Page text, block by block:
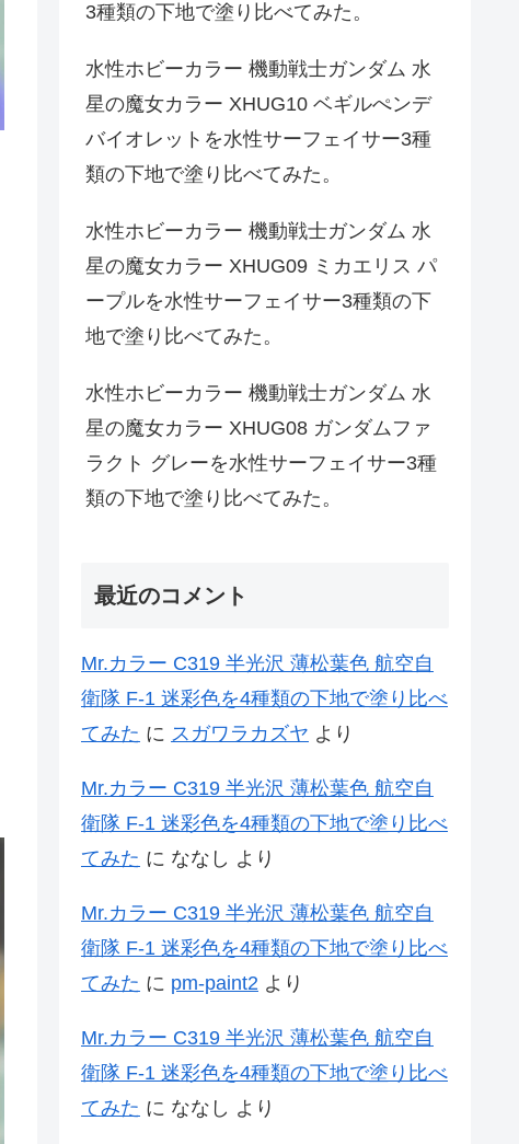
3種類の下地で塗り比べてみた。
水性ホビーカラー 機動戦士ガンダム 水
星の魔女カラー XHUG10 ベギルぺンデ
バイオレットを水性サーフェイサー3種
類の下地で塗り比べてみた。
水性ホビーカラー 機動戦士ガンダム 水
星の魔女カラー XHUG09 ミカエリス パ
ープルを水性サーフェイサー3種類の下
地で塗り比べてみた。
水性ホビーカラー 機動戦士ガンダム 水
星の魔女カラー XHUG08 ガンダムファ
ラクト グレーを水性サーフェイサー3種
類の下地で塗り比べてみた。
最近のコメント
Mr.カラー C319 半光沢 薄松葉色 航空自
衛隊 F-1 迷彩色を4種類の下地で塗り比べ
てみた に スガワラカズヤ より
Mr.カラー C319 半光沢 薄松葉色 航空自
衛隊 F-1 迷彩色を4種類の下地で塗り比べ
てみた に ななし より
Mr.カラー C319 半光沢 薄松葉色 航空自
衛隊 F-1 迷彩色を4種類の下地で塗り比べ
てみた に pm-paint2 より
Mr.カラー C319 半光沢 薄松葉色 航空自
衛隊 F-1 迷彩色を4種類の下地で塗り比べ
てみた に ななし より